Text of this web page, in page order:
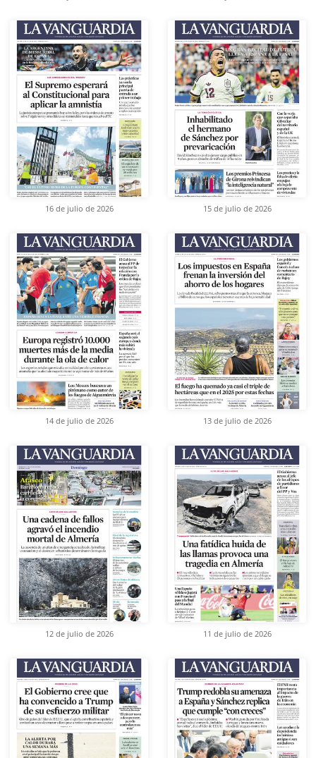
16 de julio de 2026 15 de julio de 2026
14 de julio de 2026 13 de julio de 2026
12 de julio de 2026 11 de julio de 2026